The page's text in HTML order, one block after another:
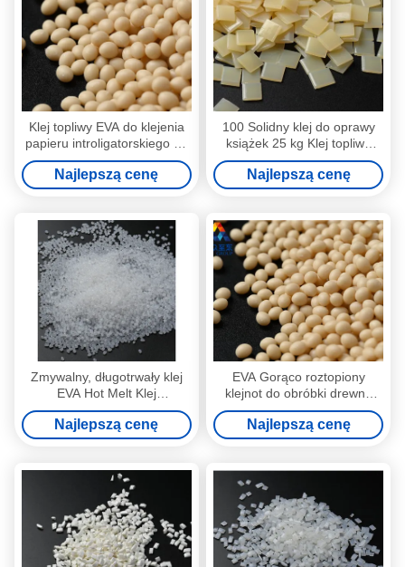
Klej topliwy EVA do klejenia
papieru introligatorskiego 25
kg
Najlepszą cenę
100 Solidny klej do oprawy
książek 25 kg Klej topliwy
EVA VOC
Najlepszą cenę
Zmywalny, długotrwały klej
EVA Hot Melt Klej
antypoślizgowy do dywanów
Najlepszą cenę
EVA Gorąco roztopiony
klejnot do obróbki drewna
EG-311.37
Najlepszą cenę